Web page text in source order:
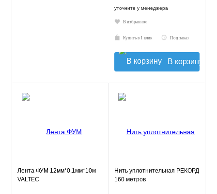
уточните у менеджера
В избранное
Купить в 1 клик Под заказ
В корзину
Лента ФУМ 12мм*0,1мм*10м
VALTEC
Нить уплотнительная РЕКОРД
160 метров